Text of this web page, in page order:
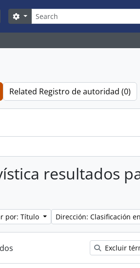
Búsqueda
Search options
Related Registro de autoridad (0)
resultados
por: Título Dirección: Clasificación
Excluir